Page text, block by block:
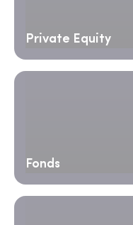
Private Equity
Fonds